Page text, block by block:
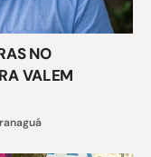
NO
VALEM